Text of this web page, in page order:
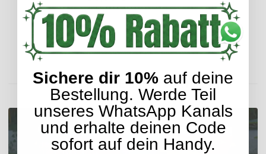
Lieferzeit: ca. 2-4 Werktage
ENTDECKEN SIE UNSER SORTIMENT
Sichere dir 10% auf deine
Bestellung. Werde Teil
unseres WhatsApp Kanals
und erhalte deinen Code
sofort auf dein Handy.